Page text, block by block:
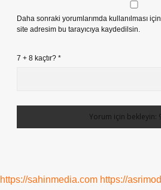
Daha sonraki yorumlarımda kullanılması
site adresim bu tarayıcıya kaydedilsin.
7 + 8 kaçtır? *
https://sahinmedia.com https://